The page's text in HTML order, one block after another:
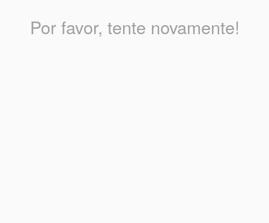
Por favor, tente novamente!